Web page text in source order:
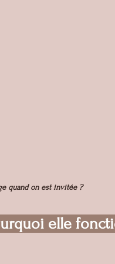
quand on est invitée ?
elle